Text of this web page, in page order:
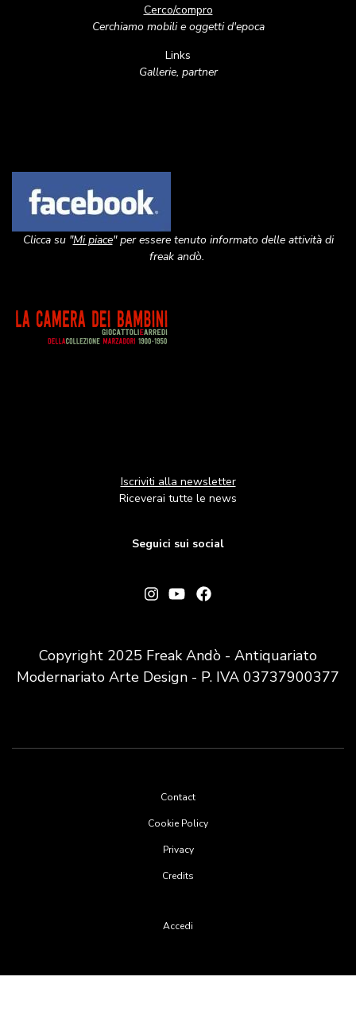
Cerco/compro
Cerchiamo mobili e oggetti d'epoca
Links
Gallerie, partner
Clicca su "Mi piace" per essere tenuto informato delle attività di
freak andò.
Image
Iscriviti alla newsletter
Riceverai tutte le news
Seguici sui social
Copyright 2025 Freak Andò - Antiquariato
Modernariato Arte Design - P. IVA 03737900377
Contact
Cookie Policy
Privacy
Credits
Accedi